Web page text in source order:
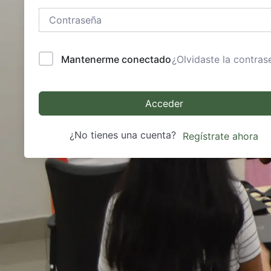
Mantenerme conectado¿Olvidaste la
Acceder
¿No tienes una cuenta? Regístrate ahora